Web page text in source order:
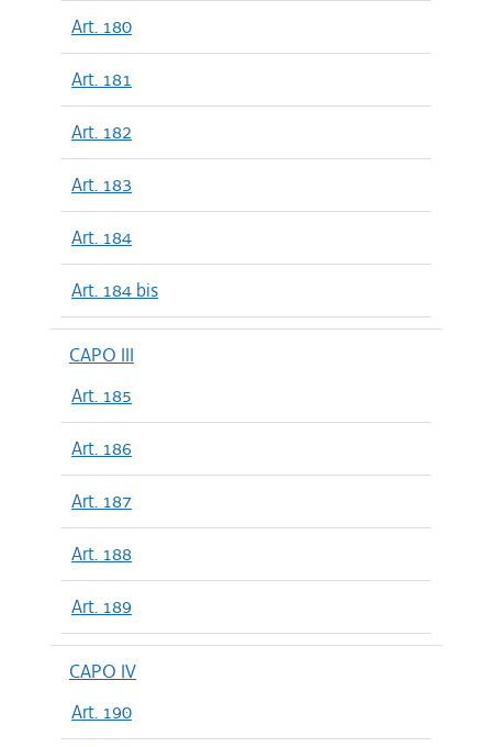
Art. 180
Art. 181
Art. 182
Art. 183
Art. 184
Art. 184 bis
CAPO III
Art. 185
Art. 186
Art. 187
Art. 188
Art. 189
CAPO IV
Art. 190